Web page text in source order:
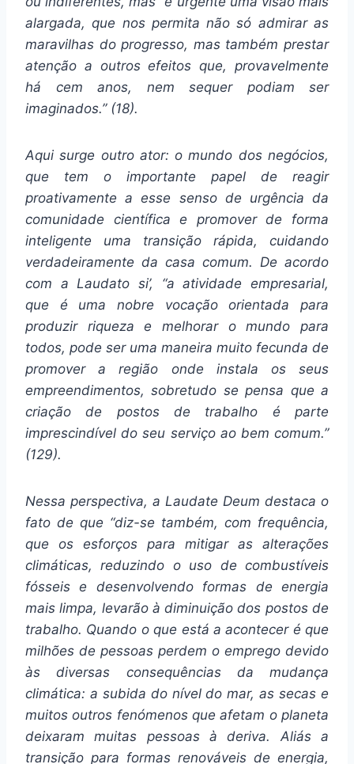
alargada, que nos permita não só admirar as
maravilhas do progresso, mas também prestar
atenção a outros efeitos que, provavelmente
há cem anos, nem sequer podiam ser
imaginados.” (18).
Aqui surge outro ator: o mundo dos negócios,
que tem o importante papel de reagir
proativamente a esse senso de urgência da
comunidade científica e promover de forma
inteligente uma transição rápida, cuidando
verdadeiramente da casa comum. De acordo
com a Laudato si’, “a atividade empresarial,
que é uma nobre vocação orientada para
produzir riqueza e melhorar o mundo para
todos, pode ser uma maneira muito fecunda de
promover a região onde instala os seus
empreendimentos, sobretudo se pensa que a
criação de postos de trabalho é parte
imprescindível do seu serviço ao bem comum.”
(129).
Nessa perspectiva, a Laudate Deum destaca o
fato de que “diz-se também, com frequência,
que os esforços para mitigar as alterações
climáticas, reduzindo o uso de combustíveis
fósseis e desenvolvendo formas de energia
mais limpa, levarão à diminuição dos postos de
trabalho. Quando o que está a acontecer é que
milhões de pessoas perdem o emprego devido
às diversas consequências da mudança
climática: a subida do nível do mar, as secas e
muitos outros fenómenos que afetam o planeta
deixaram muitas pessoas à deriva. Aliás a
transição para formas renováveis de energia,